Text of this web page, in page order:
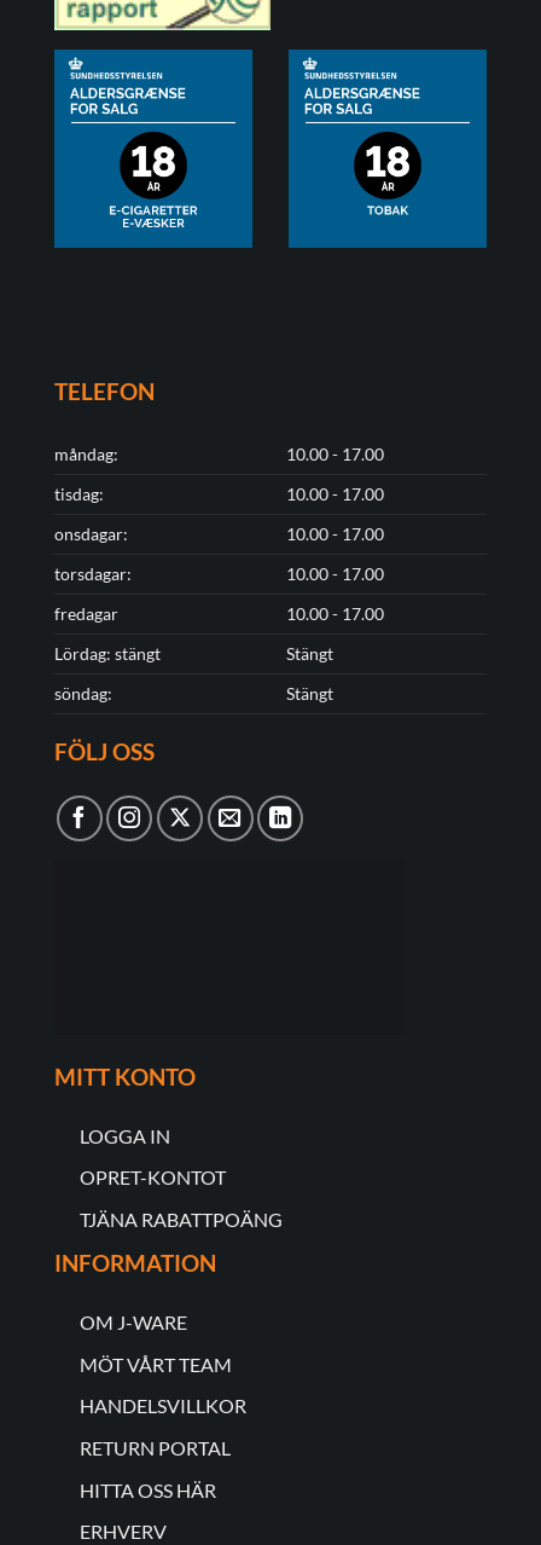
TELEFON
måndag:
10.00 - 17.00
tisdag:
10.00 - 17.00
onsdagar:
10.00 - 17.00
torsdagar:
10.00 - 17.00
fredagar
10.00 - 17.00
Lördag: stängt
Stängt
söndag:
Stängt
FÖLJ OSS
MITT KONTO
LOGGA IN
OPRET-KONTOT
TJÄNA RABATTPOÄNG
INFORMATION
OM J-WARE
MÖT VÅRT TEAM
HANDELSVILLKOR
RETURN PORTAL
HITTA OSS HÄR
ERHVERV